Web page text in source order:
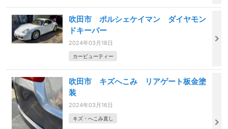
吹田市 ポルシェケイマン ダイヤモン
ドキーパー
2024年03月18日
カービューティー
吹田市 キズへこみ リアゲート板金塗
装
2024年03月16日
キズ・へこみ直し